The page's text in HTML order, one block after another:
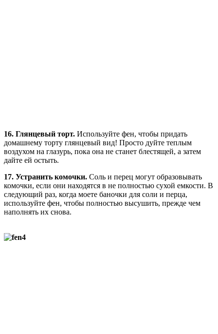
16. Глянцевый торт. Используйте фен, чтобы придать
домашнему торту глянцевый вид! Просто дуйте теплым
воздухом на глазурь, пока она не станет блестящей, а затем
дайте ей остыть.
17. Устранить комочки. Соль и перец могут образовывать
комочки, если они находятся в не полностью сухой емкости. В
следующий раз, когда моете баночки для соли и перца,
используйте фен, чтобы полностью высушить, прежде чем
наполнять их снова.